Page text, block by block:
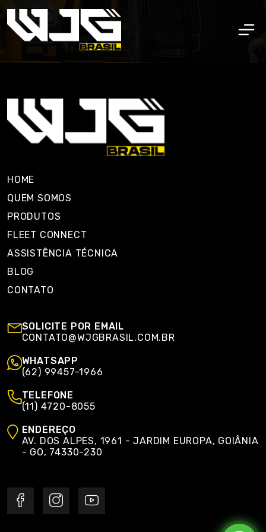
HOME
QUEM SOMOS
PRODUTOS
FLEET CONNECT
ASSISTÊNCIA TÉCNICA
BLOG
CONTATO
SOLICITE POR EMAIL
CONTATO@WJGBRASIL.COM.BR
WHATSAPP
(62) 99457-1966
TELEFONE
(11) 4720-8055
ENDEREÇO
AV. DOS ALPES, 1961 - JARDIM EUROPA, GOIÂNIA
- GO, 74330-230